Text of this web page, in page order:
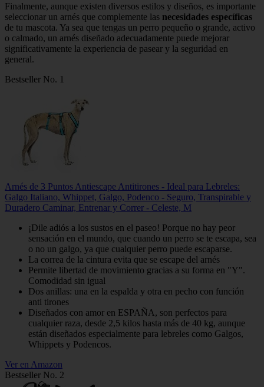
Finalmente, aunque existen diversos estilos y diseños, es importante
seleccionar un arnés que complemente las necesidades específicas
de tu mascota. Ya sea que tengas un perro pequeño o grande, activo
o calmado, un arnés diseñado adecuadamente puede mejorar
significativamente la experiencia de pasear y la seguridad en
general.
Bestseller No. 1
Arnés de 3 Puntos Antiescape Antitirones - Ideal para Lebreles:
Galgo Italiano, Whippet, Galgo, Podenco - Seguro, Transpirable y
Duradero Caminar, Entrenar y Correr - Celeste, M
¡Dile adiós a los sustos en el paseo! Porque no hay peor
sensación en el mundo, que cuando un perro se te escapa, sea
o no un galgo, ya que cualquier perro puede escaparse.
La correa de la cintura evita que se escape del arnés
Permite libertad de movimiento gracias a su forma en "Y".
Comodidad sin igual
Dos anillas: una en la espalda y otra en pecho con función
anti tirones
Diseñados con amor en ESPAÑA, son perfectos para
cualquier raza, desde 2,5 kilos hasta más de 40 kg, aunque
están diseñados especialmente para lebreles como Galgos,
Whippets y Podencos.
Ver en Amazon
Bestseller No. 2